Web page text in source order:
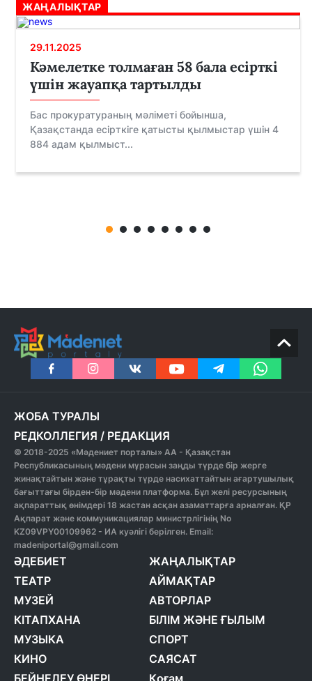
ЖАҢАЛЫҚТАР
29.11.2025
Кәмелетке толмаған 58 бала есірткі
үшін жауапқа тартылды
Бас прокуратураның мәліметі бойынша,
Қазақстанда есірткіге қатысты қылмыстар үшін 4
884 адам қылмыст...
ЖОБА ТУРАЛЫ
РЕДКОЛЛЕГИЯ / РЕДАКЦИЯ
© 2018-2025 «Мәдениет порталы» АА - Қазақстан
Республикасының мәдени мұрасын заңды түрде бір жерге
жинақтайтын және тұрақты түрде насихаттайтын ағартушылық
бағыттағы бірден-бір мәдени платформа. Бұл желі ресурсының
ақпараттық өнімдері 18 жастан асқан азаматтарға арналған. ҚР
Ақпарат және коммуникациялар министрлігінің No
KZ09VPY00109962 - ИА куәлігі берілген. Email:
madeniportal@gmail.com
ӘДЕБИЕТ
ТЕАТР
МУЗЕЙ
КІТАПХАНА
МУЗЫКА
КИНО
ЖАҢАЛЫҚТАР
АЙМАҚТАР
АВТОРЛАР
БІЛІМ ЖӘНЕ ҒЫЛЫМ
СПОРТ
САЯСАТ